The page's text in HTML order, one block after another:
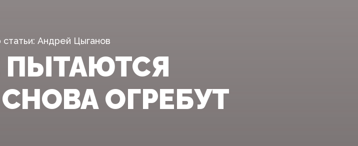
статьи: Андрей Цыганов
ПЫТАЮТСЯ
ОГРЕБУТ